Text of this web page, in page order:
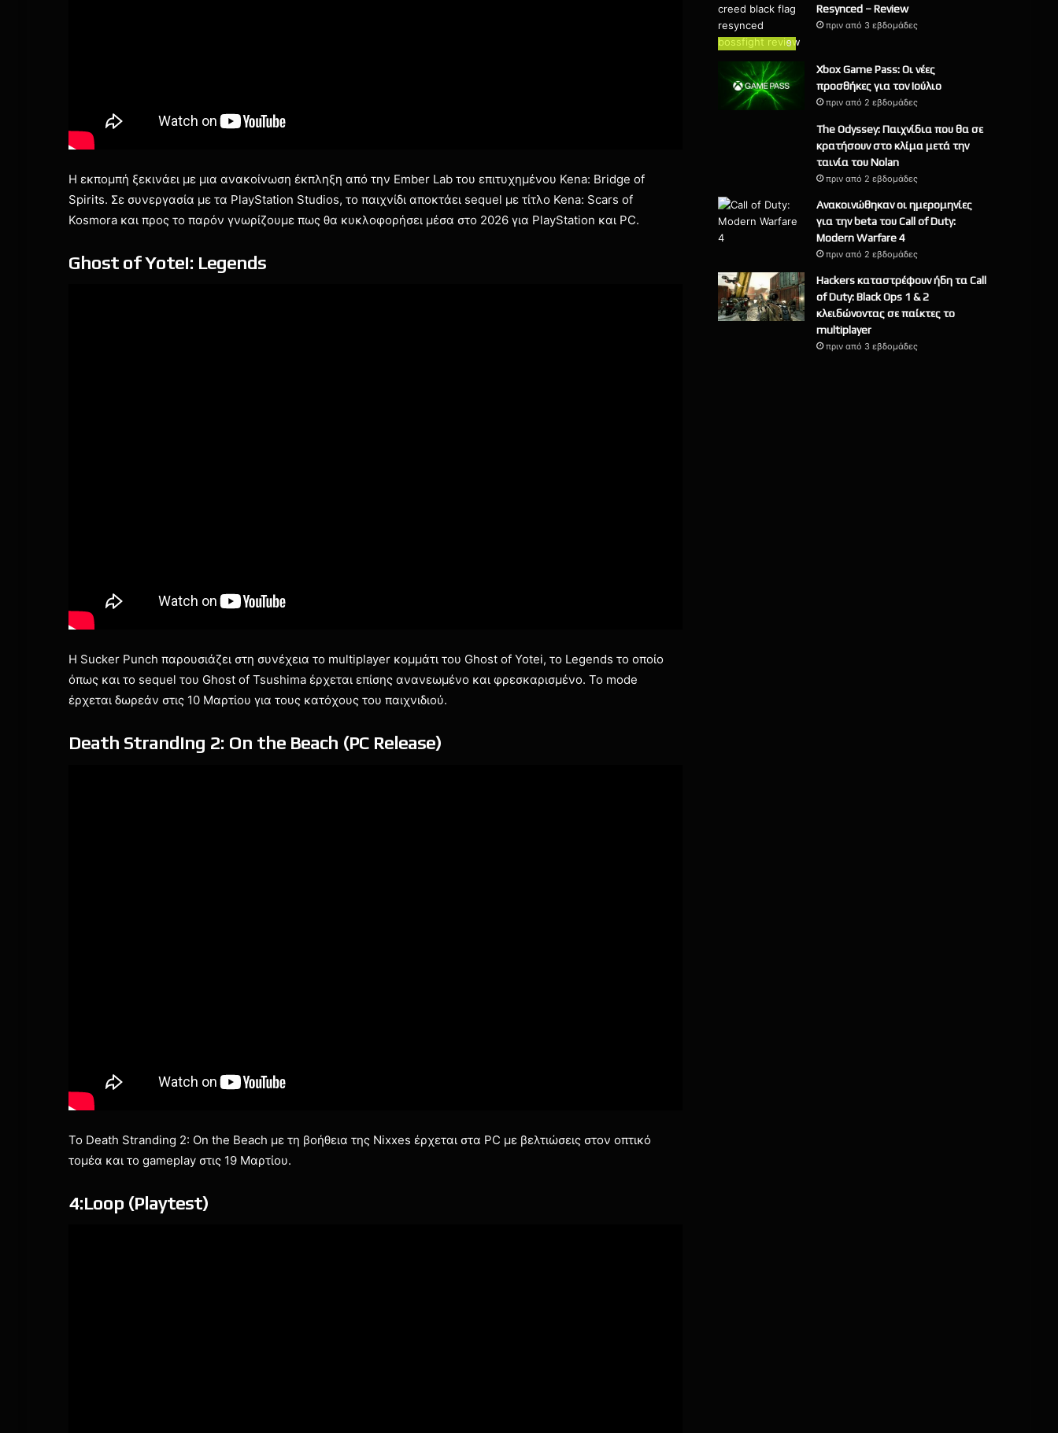
Η εκπομπή ξεκινάει με μια ανακοίνωση έκπληξη από την Ember Lab του επιτυχημένου Kena: Bridge of
Spirits. Σε συνεργασία με τα PlayStation Studios, το παιχνίδι αποκτάει sequel με τίτλο Kena: Scars of
Kosmora και προς το παρόν γνωρίζουμε πως θα κυκλοφορήσει μέσα στο 2026 για PlayStation και PC.
Ghost of Yotei: Legends
Η Sucker Punch παρουσιάζει στη συνέχεια το multiplayer κομμάτι του Ghost of Yotei, το Legends το οποίο
όπως και το sequel του Ghost of Tsushima έρχεται επίσης ανανεωμένο και φρεσκαρισμένο. Το mode
έρχεται δωρεάν στις 10 Μαρτίου για τους κατόχους του παιχνιδιού.
Death Stranding 2: On the Beach (PC Release)
Το Death Stranding 2: On the Beach με τη βοήθεια της Nixxes έρχεται στα PC με βελτιώσεις στον οπτικό
τομέα και το gameplay στις 19 Μαρτίου.
4:Loop (Playtest)
9
Resynced – Review
πριν από 3 εβδομάδες
Xbox Game Pass: Οι νέες
προσθήκες για τον Ιούλιο
πριν από 2 εβδομάδες
The Odyssey: Παιχνίδια που θα σε
κρατήσουν στο κλίμα μετά την
ταινία του Nolan
πριν από 2 εβδομάδες
Ανακοινώθηκαν οι ημερομηνίες
για την beta του Call of Duty:
Modern Warfare 4
πριν από 2 εβδομάδες
Hackers καταστρέφουν ήδη τα Call
of Duty: Black Ops 1 & 2
κλειδώνοντας σε παίκτες το
multiplayer
πριν από 3 εβδομάδες